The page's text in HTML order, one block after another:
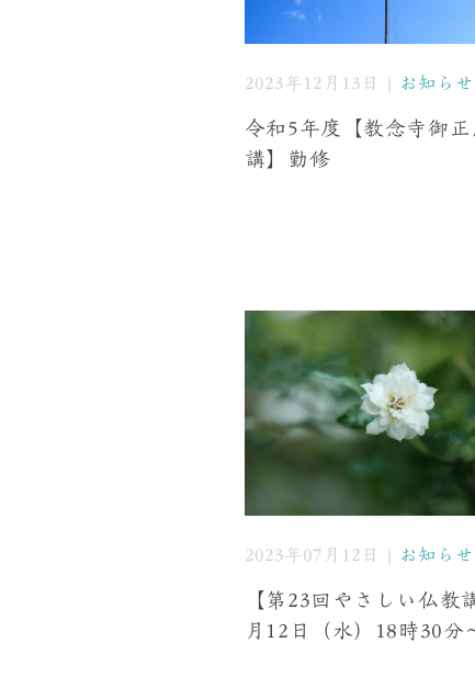
2023年12月13日 | お知らせ
令和5年度【教念寺御正
講】勤修
2023年07月12日 | お知らせ
【第23回やさしい仏教
月12日（水）18時30